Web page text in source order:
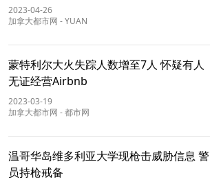
2023-04-26
加拿大都市网 -YUAN
蒙特利尔大火失踪人数增至7人 怀疑有人
无证经营Airbnb
2023-03-19
加拿大都市网 -都市网
温哥华岛维多利亚大学现枪击威胁信息 警
员持枪戒备